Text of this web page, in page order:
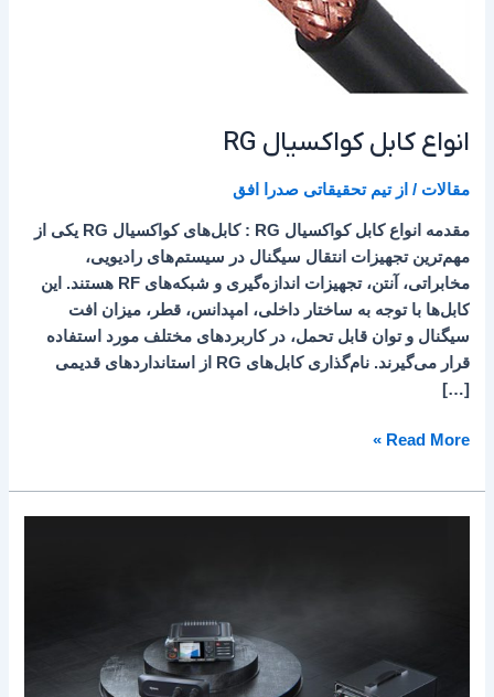
انواع کابل کواکسیال RG
مقالات / از تیم تحقیقاتی صدرا افق
مقدمه انواع کابل کواکسیال RG : کابل‌های کواکسیال RG یکی از
مهم‌ترین تجهیزات انتقال سیگنال در سیستم‌های رادیویی،
مخابراتی، آنتن، تجهیزات اندازه‌گیری و شبکه‌های RF هستند. این
کابل‌ها با توجه به ساختار داخلی، امپدانس، قطر، میزان افت
سیگنال و توان قابل تحمل، در کاربردهای مختلف مورد استفاده
قرار می‌گیرند. نام‌گذاری کابل‌های RG از استانداردهای قدیمی
[…]
Read More »